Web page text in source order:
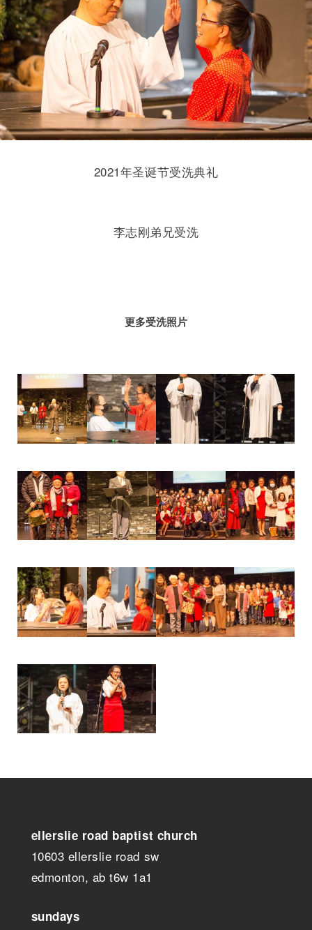
2021年圣诞节受洗典礼
李志刚弟兄受洗
更多受洗照片
ellerslie road baptist church
10603 ellerslie road sw
edmonton, ab t6w 1a1
sundays